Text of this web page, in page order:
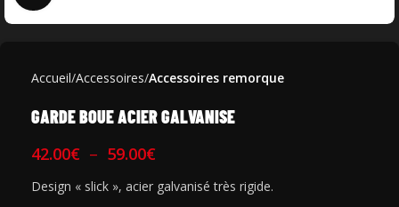
Accueil Accessoires Accessoires remorque
GARDE BOUE ACIER GALVANISE
42.00€ – 59.00€
Design « slick », acier galvanisé très rigide.